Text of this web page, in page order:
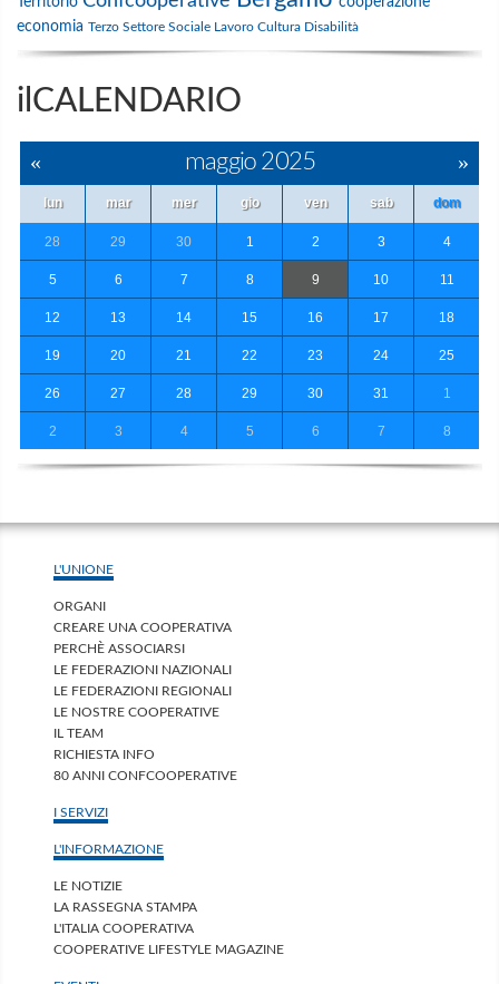
economia Terzo Settore Sociale Lavoro Cultura Disabilità
ilCALENDARIO
« maggio 2025 »
lun mar mer gio ven sab dom
28 29 30 1 2 3 4
5 6 7 8 9 10 11
12 13 14 15 16 17 18
19 20 21 22 23 24 25
26 27 28 29 30 31 1
2 3 4 5 6 7 8
L'UNIONE
ORGANI
CREARE UNA COOPERATIVA
PERCHÈ ASSOCIARSI
LE FEDERAZIONI NAZIONALI
LE FEDERAZIONI REGIONALI
LE NOSTRE COOPERATIVE
IL TEAM
RICHIESTA INFO
80 ANNI CONFCOOPERATIVE
I SERVIZI
L'INFORMAZIONE
LE NOTIZIE
LA RASSEGNA STAMPA
L'ITALIA COOPERATIVA
COOPERATIVE LIFESTYLE MAGAZINE